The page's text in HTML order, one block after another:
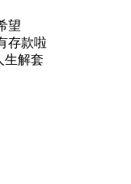
望
存款啦
生解套